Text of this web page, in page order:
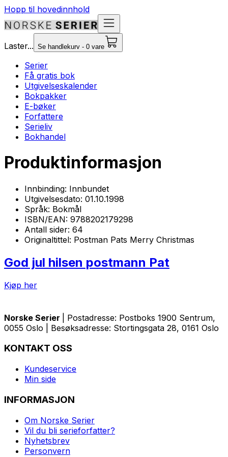
Hopp til hovedinnhold
Laster... Se handlekurv - 0 vare
Serier
Få gratis bok
Utgivelseskalender
Bokpakker
E-bøker
Forfattere
Serieliv
Bokhandel
Produktinformasjon
Innbinding: Innbundet
Utgivelsesdato: 01.10.1998
Språk: Bokmål
ISBN/EAN: 9788202179298
Antall sider: 64
Originaltittel: Postman Pats Merry Christmas
God jul hilsen postmann Pat
Kjøp her
Norske Serier
| Postadresse: Postboks 1900 Sentrum,
0055 Oslo | Besøksadresse: Stortingsgata 28, 0161 Oslo
KONTAKT OSS
Kundeservice
Min side
INFORMASJON
Om Norske Serier
Vil du bli serieforfatter?
Nyhetsbrev
Personvern